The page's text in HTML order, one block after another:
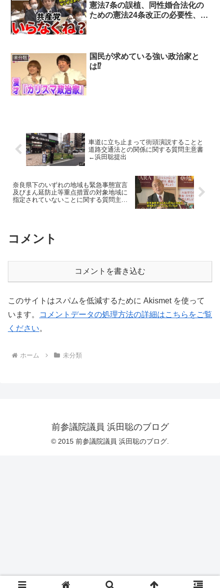
憲法7条の誤植、同性婚合法化の
ための憲法24条改正の必要性、共
未分類
国民が求めている強い政治家と
は⁉
車道に立ち止まって街頭演説することと
道路交通法との関係に関する質問主意書
←浜田聡提出
奈良県下のいずれの地域も緊急事態宣言
及びまん延防止等重点措置の対象地域に
指定されていないことに関する質問主意
コメント
コメントを書き込む
このサイトはスパムを低減するために Akismet を使って
います。
コメントデータの処理方法の詳細はこちらをご覧
ください。
ホーム 未分類
前参議院議員 浜田聡のブログ
© 2015 前参議院議員 浜田聡のブログ.